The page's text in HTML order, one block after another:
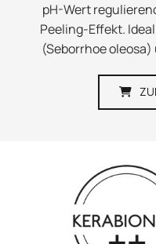
pH-Wert
Peeling-Effekt.
(Seborrhoe